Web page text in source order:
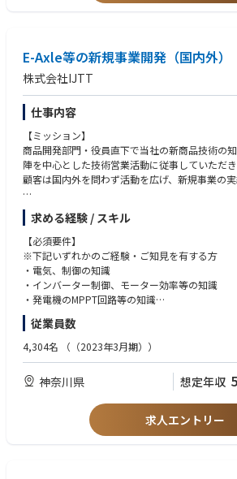
■働き方
・基本的には出社。リモートも利用可
■勤務時間
8：30～17：30（休憩時間12：00～13：00）
※フルフレックスタイム制、標準労働時間：1日
E-Axle等の新規事業開発（国内外）
株式会社IJTT
仕事内容
【ミッション】
商品開発部門・役員直下で当社の新商品技術の
陣を中心とした技術営業活動に従事していただき
顧客は国内外を問わず活動を広げ、新規事業の実
【詳細】
・技術提案
・新規事業開発
・企業深耕、企業開拓
・顧客折衝、営業活動
・トップアプローチ 等
求める経験 / スキル
【必須要件】
※下記いずれかのご経験・ご知見を有する方
・電気、制御の知識
・インバーター制御、モーター効率等の知識
・発電機のMPPT回路等の知識
・市場調査マーケテイングにおける幅広い行動力
・ビジネスレベルでの英語実務経験
・電動化商品eAXLE等の設計実務経験
・自動車動力伝達系の設計実務経験
従業員数
4,304名 （（2023年3月期））
神奈川県 想定年収
求人エントリー